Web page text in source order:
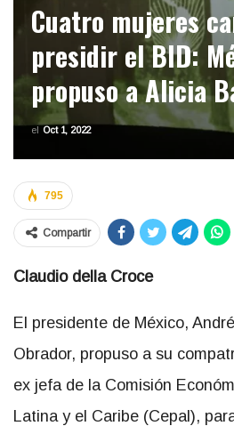
Cuatro mujeres
presidir el BID:
propuso a Alicia
el Oct 1, 2022
795
Compartir
Claudio della Croce
El presidente de México,
Obrador, propuso a su
ex jefa de la Comisión
Latina y el Caribe (Cepal),